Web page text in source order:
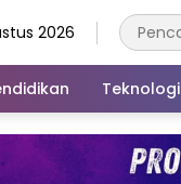
2026
Teknologi